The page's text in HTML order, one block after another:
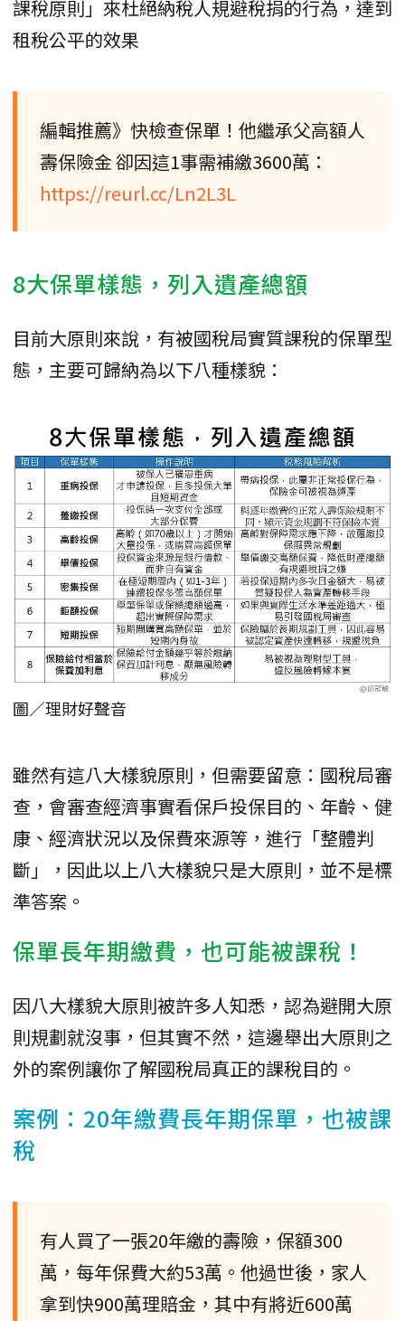
課稅原則」來杜絕納稅人規避稅捐的行為，達到
租稅公平的效果
編輯推薦》快檢查保單！他繼承父高額人
壽保險金 卻因這1事需補繳3600萬：
https://reurl.cc/Ln2L3L
8大保單樣態，列入遺產總額
目前大原則來說，有被國稅局實質課稅的保單型
態，主要可歸納為以下八種樣貌：
圖／理財好聲音
雖然有這八大樣貌原則，但需要留意：國稅局審
查，會審查經濟事實看保戶投保目的、年齡、健
康、經濟狀況以及保費來源等，進行「整體判
斷」，因此以上八大樣貌只是大原則，並不是標
準答案。
保單長年期繳費，也可能被課稅！
因八大樣貌大原則被許多人知悉，認為避開大原
則規劃就沒事，但其實不然，這邊舉出大原則之
外的案例讓你了解國稅局真正的課稅目的。
案例：20年繳費長年期保單，也被課
稅
有人買了一張20年繳的壽險，保額300
萬，每年保費大約53萬。他過世後，家人
拿到快900萬理賠金，其中有將近600萬